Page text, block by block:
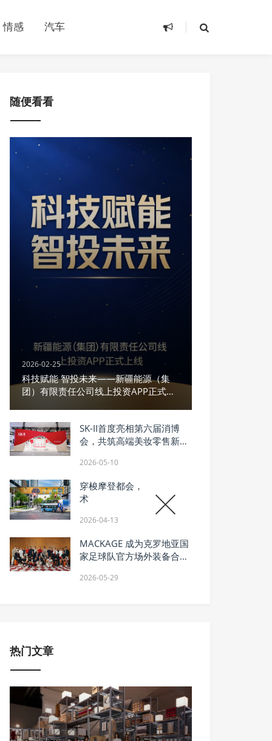
情感 汽车
随便看看
2026-02-25
科技赋能 智投未来——新疆能源（集
团）有限责任公司线上投资APP正式上
SK-II首度亮相第六届消博
会，共筑高端美妆零售新生
2026-05-10
穿梭摩登都会，诠释春日艺
术
2026-04-13
MACKAGE 成为克罗地亚国
家足球队官方场外装备合作
2026-05-29
热门文章